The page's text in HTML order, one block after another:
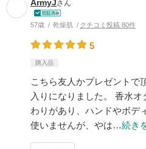
ArmyJさん
57歳 乾燥肌 クチコミ投稿 80件
5
購入品
こちら友人かプレゼントで
入りになりました。 香水
わりがあり、ハンドやボデ
使いませんが、やは…続き